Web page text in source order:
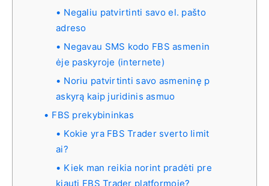
Negaliu patvirtinti savo el. pašto
adreso
Negavau SMS kodo FBS asmenin
ėje paskyroje (internete)
Noriu patvirtinti savo asmeninę p
askyrą kaip juridinis asmuo
FBS prekybininkas
Kokie yra FBS Trader sverto limit
ai?
Kiek man reikia norint pradėti pre
kiauti FBS Trader platformoje?